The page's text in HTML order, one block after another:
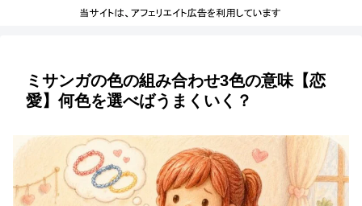
ミサンガの色の組み合わせ3色の意味【恋
愛】何色を選べばうまくいく？